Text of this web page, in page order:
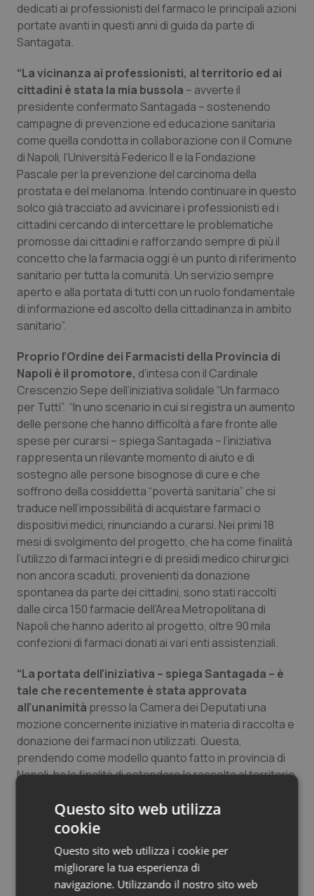
Provincia Autonoma di Bolzano
Provincia Autonoma di Trento
Puglia
Sardegna
Sicilia
Toscana
Umbria
Valle D’Aosta
Veneto
Infezioni & Febbre
Ipertensione & Scompenso
Malattie rare
Malattia di Crohn & Rettocolite Ulcerosa
Neuroscienze & patologie neurodegenerative
Obesità
Oftalmologia
Oncodermatologia
Oncoematologia
Psoriasi & pelle
Quotidiano Cardiologia
Quotidiano Chirurgia
Quotidiano Oncologia
Quotidiano Pediatria
Rene & patologie urogenitali
Salute orale & impianti
Sangue & coagulazione
Tiroide
Tumore al seno
Tumore ovarico
Tumori del Polmone & Testa Collo
Tumori gastrointestinali
Ulcera & Reflusso
Vaccini
dedicati ai professionisti del farmaco le principali azioni
portate avanti in questi anni di guida da parte di
Santagata.
“La vicinanza ai professionisti, al territorio ed ai
cittadini è stata la mia bussola – avverte il
presidente confermato Santagada – sostenendo
campagne di prevenzione ed educazione sanitaria
come quella condotta in collaborazione con il Comune
di Napoli, l’Università Federico II e la Fondazione
Pascale per la prevenzione del carcinoma della
prostata e del melanoma. Intendo continuare in questo
solco già tracciato ad avvicinare i professionisti ed i
cittadini cercando di intercettare le problematiche
promosse dai cittadini e rafforzando sempre di più il
concetto che la farmacia oggi è un punto di riferimento
sanitario per tutta la comunità. Un servizio sempre
aperto e alla portata di tutti con un ruolo fondamentale
di informazione ed ascolto della cittadinanza in ambito
sanitario”.
Proprio l’Ordine dei Farmacisti della Provincia di
Napoli è il promotore, d’intesa con il Cardinale
Crescenzio Sepe dell’iniziativa solidale “Un farmaco
per Tutti”. “In uno scenario in cui si registra un aumento
delle persone che hanno difficoltà a fare fronte alle
spese per curarsi – spiega Santagada – l’iniziativa
rappresenta un rilevante momento di aiuto e di
sostegno alle persone bisognose di cure e che
soffrono della cosiddetta “povertà sanitaria” che si
traduce nell’impossibilità di acquistare farmaci o
dispositivi medici, rinunciando a curarsi. Nei primi 18
mesi di svolgimento del progetto, che ha come finalità
l’utilizzo di farmaci integri e di presidi medico chirurgici
non ancora scaduti, provenienti da donazione
spontanea da parte dei cittadini, sono stati raccolti
dalle circa 150 farmacie dell’Area Metropolitana di
Napoli che hanno aderito al progetto, oltre 90 mila
confezioni di farmaci donati ai vari enti assistenziali.
“La portata dell’iniziativa – spiega Santagada – è
tale che recentemente è stata approvata
all’unanimità presso la Camera dei Deputati una
mozione concernente iniziative in materia di raccolta e
donazione dei farmaci non utilizzati. Questa,
prendendo come modello quanto fatto in provincia di
Napoli, ha la finalità di estendere la raccolta al territorio
Governo a quanto saputo attuare dai farmacisti
napoletani. In conclusione, in questo triennio, in piena
rafforzare ulteriormente il modello di nuova farmacia
che ho promosso negli ultimi anni a Napoli,
confermando il valore sociale del farmacista ed il
Questo sito web utilizza
cookie
Questo sito web utilizza i cookie per
migliorare la tua esperienza di
navigazione. Utilizzando il nostro sito web